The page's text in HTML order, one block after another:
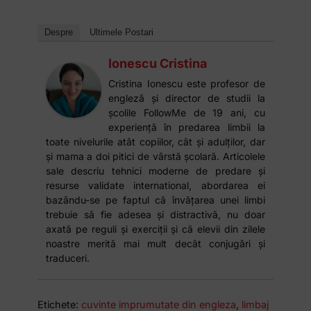
Despre Ultimele Postari
Ionescu Cristina
Cristina Ionescu este profesor de
engleză și director de studii la
școlile FollowMe de 19 ani, cu
experiență în predarea limbii la
toate nivelurile atât copiilor, cât și adulților, dar
și mama a doi pitici de vârstă școlară. Articolele
sale descriu tehnici moderne de predare și
resurse validate international, abordarea ei
bazându-se pe faptul că învățarea unei limbi
trebuie să fie adesea și distractivă, nu doar
axată pe reguli și exerciții și că elevii din zilele
noastre merită mai mult decât conjugări și
traduceri.
Etichete: cuvinte imprumutate din engleza, limbaj